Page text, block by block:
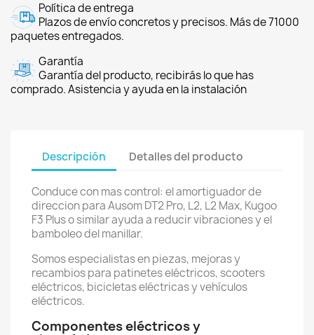
Política de entrega
Plazos de envío concretos y precisos. Más de 71000
paquetes entregados.
Garantía
Garantía del producto, recibirás lo que has
comprado. Asistencia y ayuda en la instalación
Descripción Detalles del producto
Conduce con mas control: el amortiguador de
direccion para Ausom DT2 Pro, L2, L2 Max, Kugoo
F3 Plus o similar ayuda a reducir vibraciones y el
bamboleo del manillar.
Somos especialistas en piezas, mejoras y
recambios para patinetes eléctricos, scooters
eléctricos, bicicletas eléctricas y vehículos
eléctricos.
Componentes eléctricos y